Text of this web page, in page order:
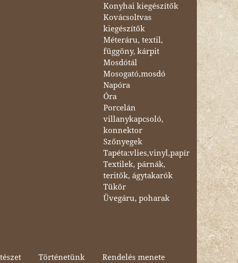
Konyhai kiegészítők
Kovácsoltvas
kiegészítők
Méteráru, textil,
függöny, kárpit
Mosdótál
Mosogató,mosdó
Napóra
Óra
Porcelán
villanykapcsoló,
konnektor
Szőnyegek
Tapéta:vlies,vinyl,papír
Textilek, párnák,
teritők, ágytakarók
Tükör
Üvegáru, poharak
Történetünk Rendelés menete